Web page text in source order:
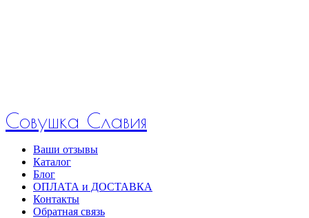
Совушка Славия
Ваши отзывы
Каталог
Блог
ОПЛАТА и ДОСТАВКА
Контакты
Обратная связь